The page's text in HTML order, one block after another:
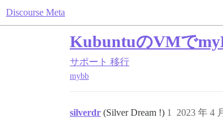
Discourse Meta
KubuntuのVMで
サポート 移行
mybb
silverdr (Silver Dream !) 2023 年 4
1